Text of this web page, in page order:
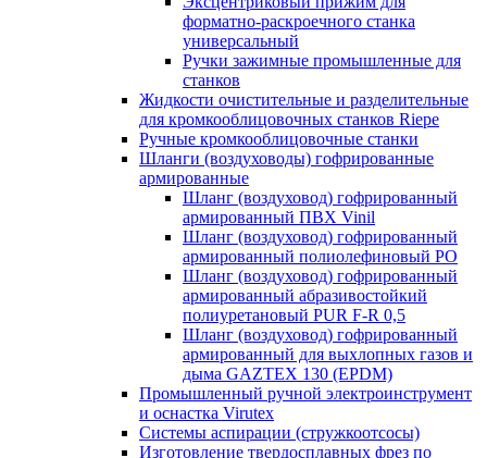
форматно-раскроечного станка
универсальный
Ручки зажимные промышленные для
станков
Жидкости очистительные и разделительные
для кромкооблицовочных станков Riepe
Ручные кромкооблицовочные станки
Шланги (воздуховоды) гофрированные
армированные
Шланг (воздуховод) гофрированный
армированный ПВХ Vinil
Шланг (воздуховод) гофрированный
армированный полиолефиновый PO
Шланг (воздуховод) гофрированный
армированный абразивостойкий
полиуретановый PUR F-R 0,5
Шланг (воздуховод) гофрированный
армированный для выхлопных газов и
дыма GAZTEX 130 (EPDM)
Промышленный ручной электроинструмент
и оснастка Virutex
Системы аспирации (стружкоотсосы)
Изготовление твердосплавных фрез по